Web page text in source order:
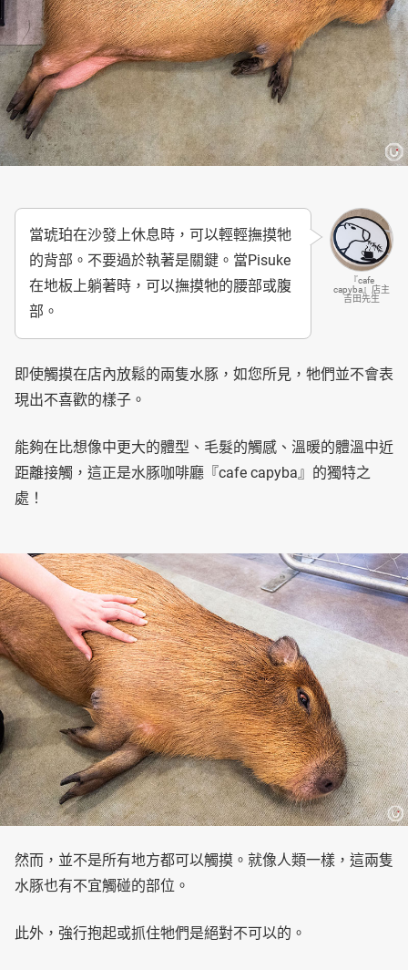
『cafe
capyba』店主
吉田先生
當琥珀在沙發上休息時，可以輕輕撫摸牠
的背部。不要過於執著是關鍵。當Pisuke
在地板上躺著時，可以撫摸牠的腰部或腹
部。
即使觸摸在店內放鬆的兩隻水豚，如您所見，牠們並不會表
現出不喜歡的樣子。
能夠在比想像中更大的體型、毛髮的觸感、溫暖的體溫中近
距離接觸，這正是水豚咖啡廳『cafe capyba』的獨特之
處！
然而，並不是所有地方都可以觸摸。就像人類一樣，這兩隻
水豚也有不宜觸碰的部位。
此外，強行抱起或抓住牠們是絕對不可以的。